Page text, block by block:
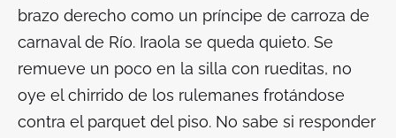
brazo derecho como un príncipe de carroza de
carnaval de Río. Iraola se queda quieto. Se
remueve un poco en la silla con rueditas, no
oye el chirrido de los rulemanes frotándose
contra el parquet del piso. No sabe si responder